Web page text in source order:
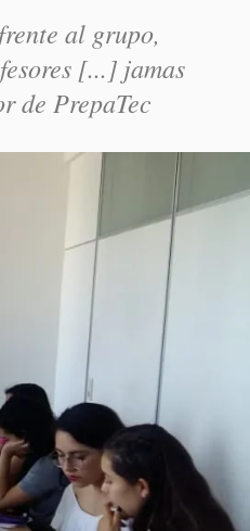
al grupo,
[...] jamas
de PrepaTec